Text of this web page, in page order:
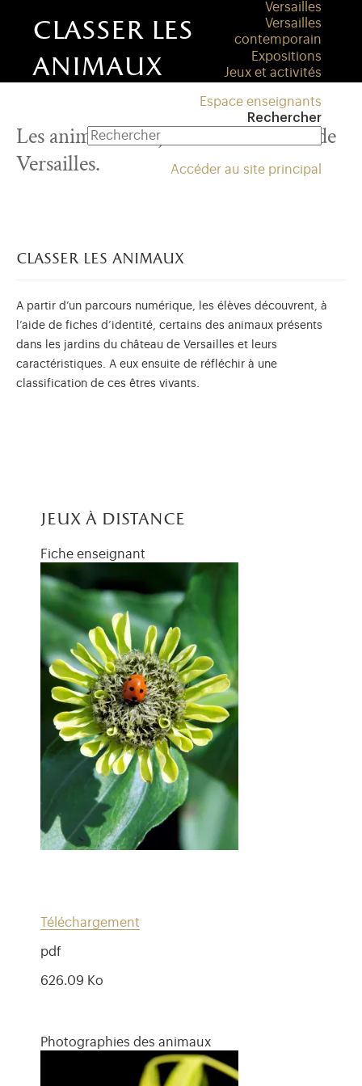
Versailles
Versailles
contemporain
Expositions
Jeux et activités
Espace enseignants
Rechercher
Accéder au site principal
classer les
animaux
Les animaux des jardins du château de
Versailles.
classer les animaux
A partir d’un parcours numérique, les élèves découvrent, à
l’aide de fiches d’identité, certains des animaux présents
dans les jardins du château de Versailles et leurs
caractéristiques. A eux ensuite de réfléchir à une
classification de ces êtres vivants.
jeux à distance
Fiche enseignant
Téléchargement
pdf
626.09 Ko
Photographies des animaux